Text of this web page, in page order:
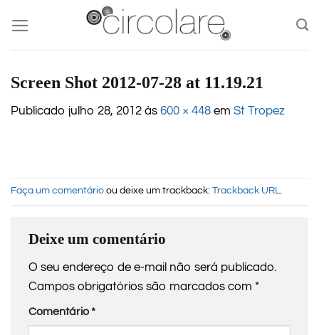
content
Screen Shot 2012-07-28 at 11.19.21
Publicado julho 28, 2012 às 600 × 448 em St Tropez
Faça um comentário ou deixe um trackback: Trackback URL.
Deixe um comentário
O seu endereço de e-mail não será publicado.
Campos obrigatórios são marcados com *
Comentário*